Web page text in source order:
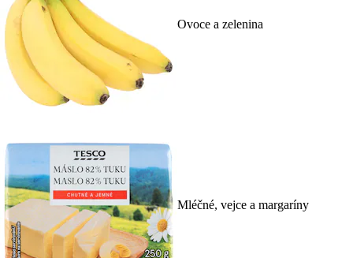
Ovoce a zelenina
Mléčné, vejce a margaríny